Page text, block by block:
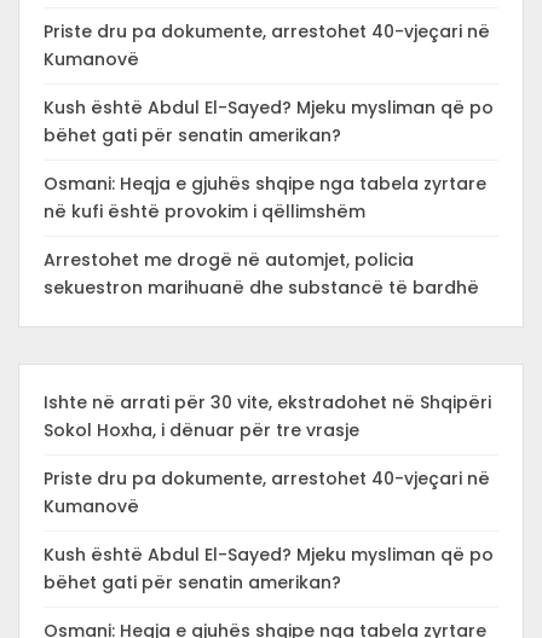
Priste dru pa dokumente, arrestohet 40-vjeçari në
Kumanovë
Kush është Abdul El-Sayed? Mjeku mysliman që po
bëhet gati për senatin amerikan?
Osmani: Heqja e gjuhës shqipe nga tabela zyrtare
në kufi është provokim i qëllimshëm
Arrestohet me drogë në automjet, policia
sekuestron marihuanë dhe substancë të bardhë
Ishte në arrati për 30 vite, ekstradohet në Shqipëri
Sokol Hoxha, i dënuar për tre vrasje
Priste dru pa dokumente, arrestohet 40-vjeçari në
Kumanovë
Kush është Abdul El-Sayed? Mjeku mysliman që po
bëhet gati për senatin amerikan?
Osmani: Heqja e gjuhës shqipe nga tabela zyrtare